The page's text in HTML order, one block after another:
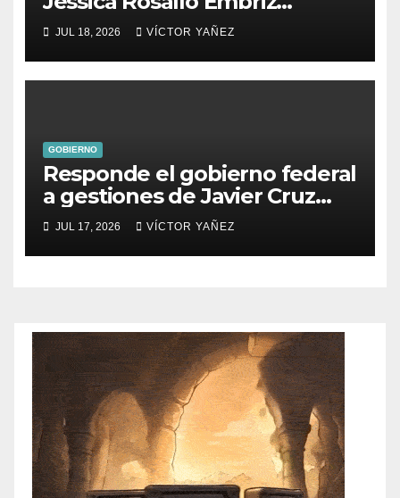
impulsa el deporte y el
turismo en Ixtapan de la Sal
JUL 18, 2026 VÍCTOR YAÑEZ
GOBIERNO
Responde el gobierno federal
a gestiones de Javier Cruz
Jaramillo
JUL 17, 2026 VÍCTOR YAÑEZ